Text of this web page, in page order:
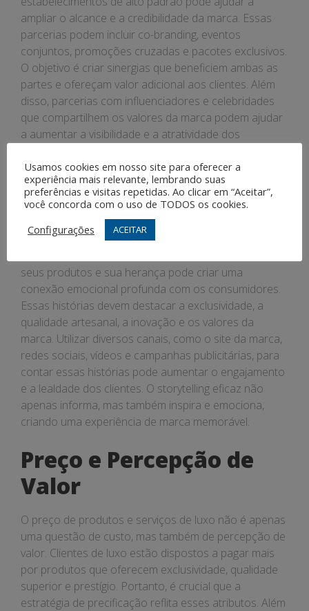
ampliar o alcance e a credibilidade da marca. Essas
parcerias podem incluir co-branding, eventos
conjuntos, promoções cruzadas e pacotes exclusivos.
O objetivo é criar sinergias que beneficiem ambas as
partes e ofereçam valor adicional aos clientes. Além
disso, parcerias com influenciadores e celebridades
que compartilhem os valores da marca podem ajudar
a aumentar a visibilidade e a atratividade dos
Storytelling
O storytelling é uma ferramenta poderosa no
marketing de produtos e serviços de luxo. Contar
seus produtos e sua herança pode criar uma
conexão emocional profunda com os consumidores.
Essas histórias devem destacar a exclusividade, a
qualidade artesanal, a inovação e os valores da
marca. Utilizar diversos canais, como o site da marca,
redes sociais, vídeos e campanhas publicitárias, para
contar essas histórias pode aumentar o engajamento
e a lealdade dos clientes. O storytelling eficaz não
apenas informa, mas também inspira e emociona,
criando uma experiência de marca memorável.
Preço e Percepção de
Valor
O preço de produtos e serviços de luxo não é apenas
uma questão de custo, mas também de percepção de
valor. Clientes de luxo estão dispostos a pagar mais
por produtos que oferecem exclusividade, qualidade
superior e prestígio. Portanto, é crucial que a
estratégia de precificação reflita esses atributos. Além
Usamos cookies em nosso site para oferecer a
experiência mais relevante, lembrando suas
preferências e visitas repetidas. Ao clicar em “Aceitar”,
você concorda com o uso de TODOS os cookies.
Configurações
ACEITAR